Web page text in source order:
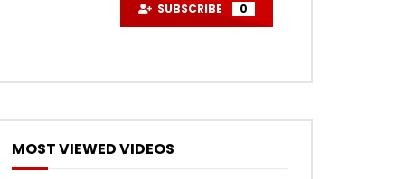
SUBSCRIBE 0
MOST VIEWED VIDEOS